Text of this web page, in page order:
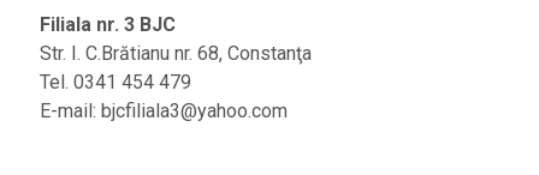
Filiala nr. 3 BJC
Str. I. C.Brătianu nr. 68, Constanţa
Tel. 0341 454 479
E-mail: bjcfiliala3@yahoo.com